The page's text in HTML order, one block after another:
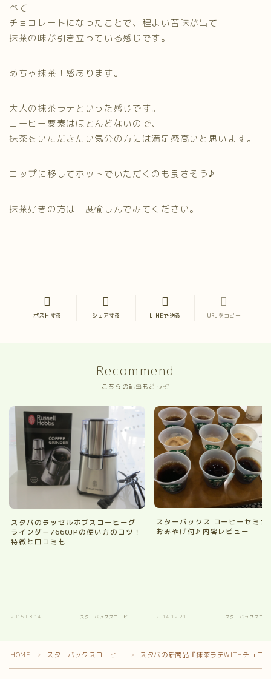
べて
チョコレートになったことで、程よい苦味が出て
抹茶の味が引き立っている感じです。
めちゃ抹茶！感あります。
大人の抹茶ラテといった感じです。
コーヒー要素はほとんどないので、
抹茶をいただきたい気分の方には満足感高いと思います。
コップに移してホットでいただくのも良さそう♪
抹茶好きの方は一度愉しんでみてください。
ポストする シェアする LINEで送る URLをコピー
Recommend
こちらの記事もどうぞ
スタバのラッセルホブスコーヒーグ
ラインダー7660JPの使い方のコツ！
特徴と口コミも
2015.08.14 スターバックスコーヒー
スターバックス コーヒーセミナ
おみやげ付♪ 内容レビュー
2014.12.21 スターバックスコー
HOME ＞ スターバックスコーヒー ＞ スタバの新商品『抹茶ラテWITHチョコ